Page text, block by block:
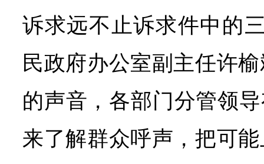
诉求远不止诉求件中的
民政府办公室副主任许
的声音，各部门分管领
来了解群众呼声，把可